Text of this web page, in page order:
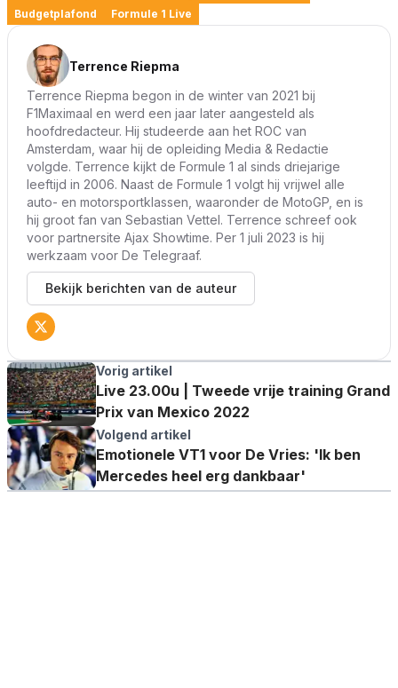
Budgetplafond
Formule 1 Live
Terrence Riepma
Terrence Riepma begon in de winter van 2021 bij
F1Maximaal en werd een jaar later aangesteld als
hoofdredacteur. Hij studeerde aan het ROC van
Amsterdam, waar hij de opleiding Media & Redactie
volgde. Terrence kijkt de Formule 1 al sinds driejarige
leeftijd in 2006. Naast de Formule 1 volgt hij vrijwel alle
auto- en motorsportklassen, waaronder de MotoGP, en is
hij groot fan van Sebastian Vettel. Terrence schreef ook
voor partnersite Ajax Showtime. Per 1 juli 2023 is hij
werkzaam voor De Telegraaf.
Bekijk berichten van de auteur
Vorig artikel
Live 23.00u | Tweede vrije training Grand
Prix van Mexico 2022
Volgend artikel
Emotionele VT1 voor De Vries: 'Ik ben
Mercedes heel erg dankbaar'